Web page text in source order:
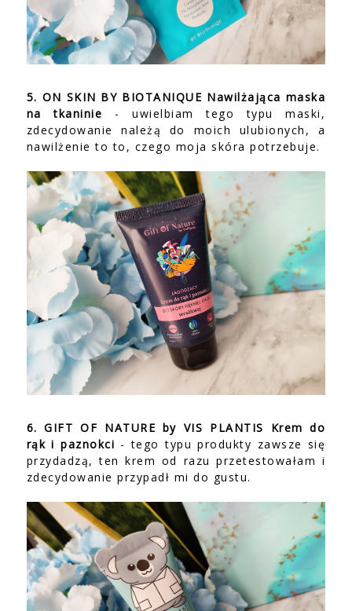
5. ON SKIN BY BIOTANIQUE Nawilżająca maska
na tkaninie - uwielbiam tego typu maski,
zdecydowanie należą do moich ulubionych, a
nawilżenie to to, czego moja skóra potrzebuje.
6. GIFT OF NATURE by VIS PLANTIS Krem do
rąk i paznokci - tego typu produkty zawsze się
przydadzą, ten krem od razu przetestowałam i
zdecydowanie przypadł mi do gustu.